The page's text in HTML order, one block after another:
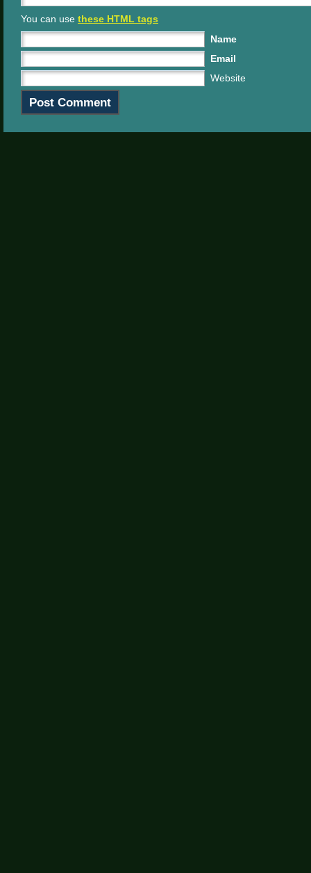
You can use these HTML tags
Name
Email
Website